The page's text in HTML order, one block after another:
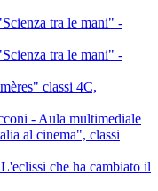
tra le mani" -
tra le mani" -
classi 4C,
- Aula multimediale
al cinema", classi
che ha cambiato il